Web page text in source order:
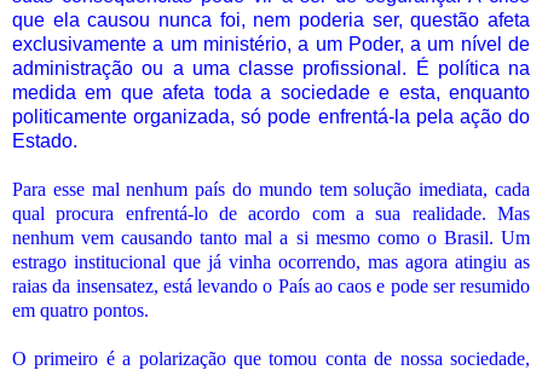
que ela causou nunca foi, nem poderia ser, questão afeta
exclusivamente a um ministério, a um Poder, a um nível de
administração ou a uma classe profissional. É política na
medida em que afeta toda a sociedade e esta, enquanto
politicamente organizada, só pode enfrentá-la pela ação do
Estado.
Para esse mal nenhum país do mundo tem solução imediata, cada
qual procura enfrentá-lo de acordo com a sua realidade. Mas
nenhum vem causando tanto mal a si mesmo como o Brasil. Um
estrago institucional que já vinha ocorrendo, mas agora atingiu as
raias da insensatez, está levando o País ao caos e pode ser resumido
em quatro pontos.
O primeiro é a polarização que tomou conta de nossa sociedade,